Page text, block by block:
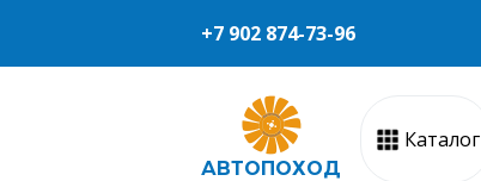
+7 902 874-73-96
АВТОПОХОД
Каталог